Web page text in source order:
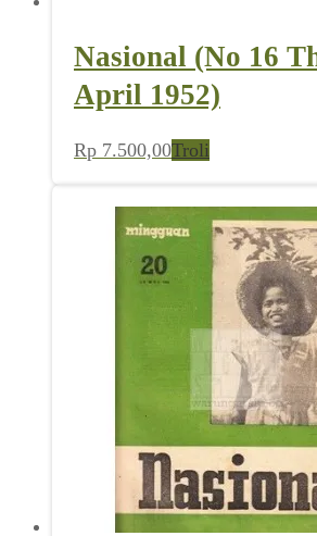
Nasional (No 16
April 1952)
Rp 7.500,00Troli